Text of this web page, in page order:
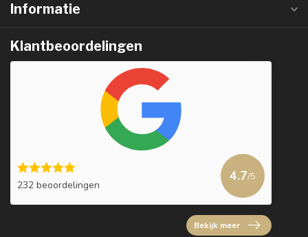
Informatie
Klantbeoordelingen
232 beoordelingen
4.7/5
Bekijk meer